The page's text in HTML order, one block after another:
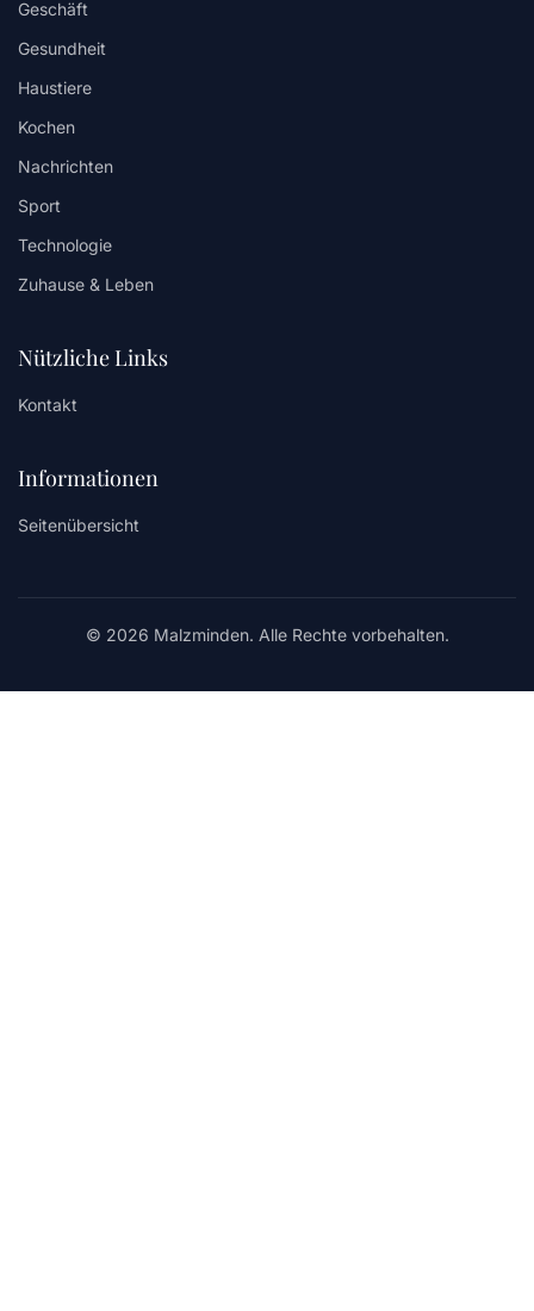
Geschäft
Gesundheit
Haustiere
Kochen
Nachrichten
Sport
Technologie
Zuhause & Leben
Nützliche Links
Kontakt
Informationen
Seitenübersicht
© 2026 Malzminden. Alle Rechte vorbehalten.